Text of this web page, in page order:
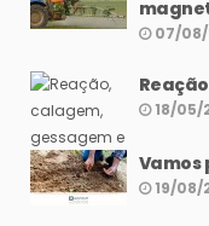
07/08/
18/05/
Vamos
19/08/